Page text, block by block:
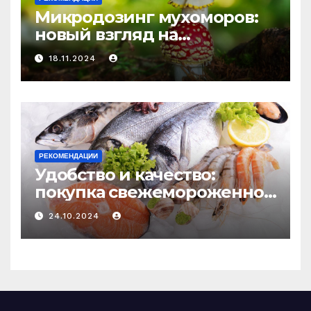
Микродозинг мухоморов:
новый взгляд на
психоделику
18.11.2024
РЕКОМЕНДАЦИИ
Удобство и качество:
покупка свежемороженной
рыбы онлайн
24.10.2024